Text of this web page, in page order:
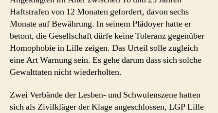
Haftstrafen von 12 Monaten gefordert, davon sechs
Monate auf Bewährung. In seinem Plädoyer hatte er
betont, die Gesellschaft dürfe keine Toleranz gegenüber
Homophobie in Lille zeigen. Das Urteil solle zugleich
eine Art Warnung sein. Es gehe darum dass sich solche
Gewalttaten nicht wiederholten.
Zwei Verbände der Lesben- und Schwulenszene hatten
sich als Zivilkläger der Klage angeschlossen, LGP Lille